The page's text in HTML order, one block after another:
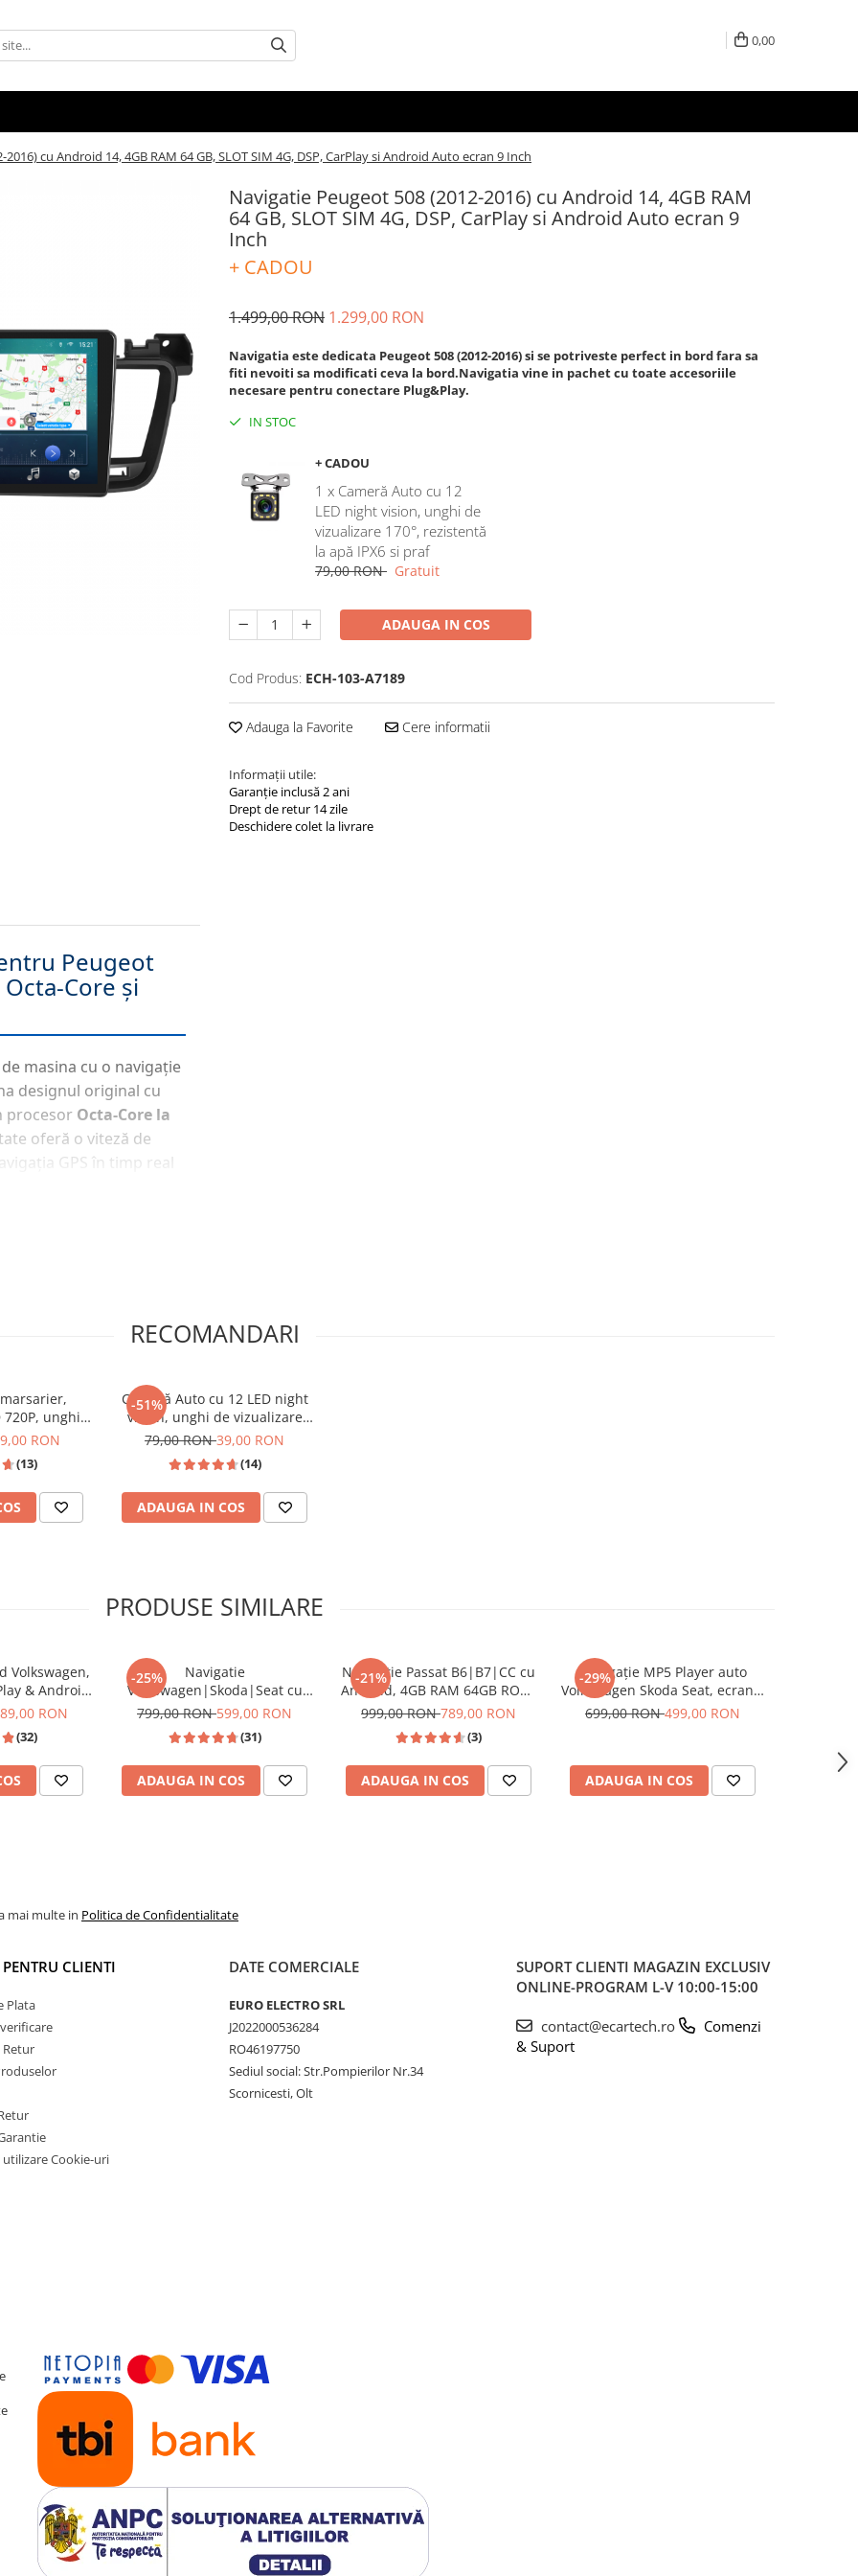
0,00
cu Android 14, 4GB RAM 64 GB, SLOT SIM 4G, DSP, CarPlay si Android Auto ecran 9 Inch
Navigatie Peugeot 508 (2012-2016) cu Android 14, 4GB RAM
64 GB, SLOT SIM 4G, DSP, CarPlay si Android Auto ecran 9
Inch
+ CADOU
1.499,00 RON 1.299,00 RON
Navigatia este dedicata Peugeot 508 (2012-2016) si se potriveste perfect in bord fara sa
fiti nevoiti sa modificati ceva la bord.Navigatia vine in pachet cu toate accesoriile
necesare pentru conectare Plug&Play.
IN STOC
+ CADOU
1 x Cameră Auto cu 12
LED night vision, unghi de
vizualizare 170°, rezistentă
la apă IPX6 si praf
79,00 RON Gratuit
ADAUGA IN COS
Cod Produs: ECH-103-A7189
Adauga la Favorite Cere informatii
Informații utile:
Garanție inclusă 2 ani
Drept de retur 14 zile
Deschidere colet la livrare
Peugeot
Core și
masina cu o navigație
designul original cu
procesor Octa-Core la
oferă o viteză de
GPS în timp real
inteligent. Navigația
Android Auto.
Răcire
de Răcire Activ
8-Coreîn timpul
RECOMANDARI
unghi
la apa si
RON
(13)
-51%
Cameră Auto cu 12 LED night
vision, unghi de vizualizare
170°, rezistentă la apă IPX6 si
79,00 RON39,00 RON
(14)
ADAUGA IN COS
PRODUSE SIMILARE
Volkswagen,
& Android
Golf
Touran
RON
(32)
-25%
Navigatie
Volkswagen|Skoda|Seat cu
Android, Ecran de 9 Inch,
dedicata Golf 5, Golf 6, Jetta,
Passat B6, CC, B7, Polo, Tiguan,
Touran, Skoda, Seat
799,00 RON599,00 RON
(31)
ADAUGA IN COS
-21%
Navigatie Passat B6|B7|CC cu
Android, 4GB RAM 64GB ROM,
DSP, cu CarPlay si Android Auto
FHD 10.1 Inch
999,00 RON789,00 RON
(3)
ADAUGA IN COS
-29%
Navigație MP5 Player auto
Volkswagen Skoda Seat, ecran 7
inch, CarPlay și Android Auto
HD
699,00 RON499,00 RON
ADAUGA IN COS
Jetta,
mai multe in Politica de Confidentialitate
CLIENTI
Plata
Retur
utilizare Cookie-uri
DATE COMERCIALE
EURO ELECTRO SRL
J2022000536284
RO46197750
Sediul social: Str.Pompierilor Nr.34
Scornicesti, Olt
SUPORT CLIENTI MAGAZIN EXCLUSIV
ONLINE-PROGRAM L-V 10:00-15:00
contact@ecartech.ro
Comenzi
& Suport